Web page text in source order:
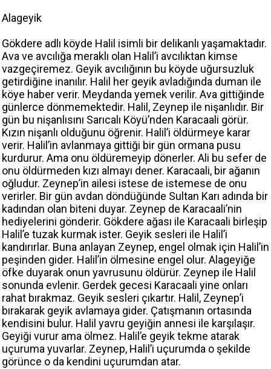
Alageyik
Gökdere adlı köyde Halil isimli bir delikanlı yaşamaktadır.
Ava ve avcılığa meraklı olan Halil’i avcılıktan kimse
vazgeçiremez. Geyik avcılığının bu köyde uğursuzluk
getirdiğine inanılır. Halil her geyik avladığında duman ile
köye haber verir. Meydanda yemek verilir. Ava gittiğinde
günlerce dönmemektedir. Halil, Zeynep ile nişanlıdır. Bir
gün bu nişanlısını Sarıcalı Köyü’nden Karacaali görür.
Kızın nişanlı olduğunu öğrenir. Halil’i öldürmeye karar
verir. Halil’in avlanmaya gittiği bir gün ormana pusu
kurdurur. Ama onu öldüremeyip dönerler. Ali bu sefer de
onu öldürmeden kızı almayı dener. Karacaali, bir ağanın
oğludur. Zeynep’in ailesi istese de istemese de onu
verirler. Bir gün avdan döndüğünde Sultan Karı adında bir
kadından olan biteni duyar. Zeynep de Karacaali’nin
hediyelerini gönderir. Gökdere ağası ile Karacaali birleşip
Halil’e tuzak kurmak ister. Geyik sesleri ile Halil’i
kandırırlar. Buna anlayan Zeynep, engel olmak için Halil’in
peşinden gider. Halil’in ölmesine engel olur. Alageyiğe
öfke duyarak onun yavrusunu öldürür. Zeynep ile Halil
sonunda evlenir. Gerdek gecesi Karacaali yine onları
rahat bırakmaz. Geyik sesleri çıkartır. Halil, Zeynep’i
bırakarak geyik avlamaya gider. Çatışmanın ortasında
kendisini bulur. Halil yavru geyiğin annesi ile karşılaşır.
Geyiği vurur ama ölmez. Halil’e geyik tekme atarak
uçuruma yuvarlar. Zeynep, Halil’i uçurumda o şekilde
görünce o da kendini uçurumdan atar.